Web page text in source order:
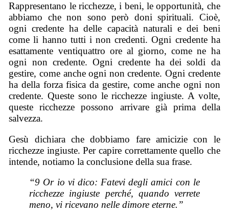
Rappresentano le ricchezze, i beni, le opportunità, che
abbiamo che non sono però doni spirituali. Cioè,
ogni credente ha delle capacità naturali e dei beni
come li hanno tutti i non credenti. Ogni credente ha
esattamente ventiquattro ore al giorno, come ne ha
ogni non credente. Ogni credente ha dei soldi da
gestire, come anche ogni non credente. Ogni credente
ha della forza fisica da gestire, come anche ogni non
credente. Queste sono le ricchezze ingiuste. A volte,
queste ricchezze possono arrivare già prima della
salvezza.
Gesù dichiara che dobbiamo fare amicizie con le
ricchezze ingiuste. Per capire correttamente quello che
intende, notiamo la conclusione della sua frase.
“9 Or io vi dico: Fatevi degli amici con le
ricchezze ingiuste perché, quando verrete
meno, vi ricevano nelle dimore eterne.”